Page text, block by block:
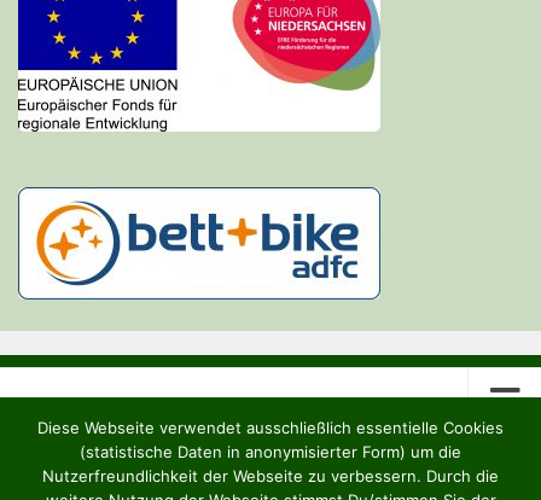
Diese Webseite verwendet ausschließlich essentielle Cookies
(statistische Daten in anonymisierter Form) um die
Nutzerfreundlichkeit der Webseite zu verbessern. Durch die